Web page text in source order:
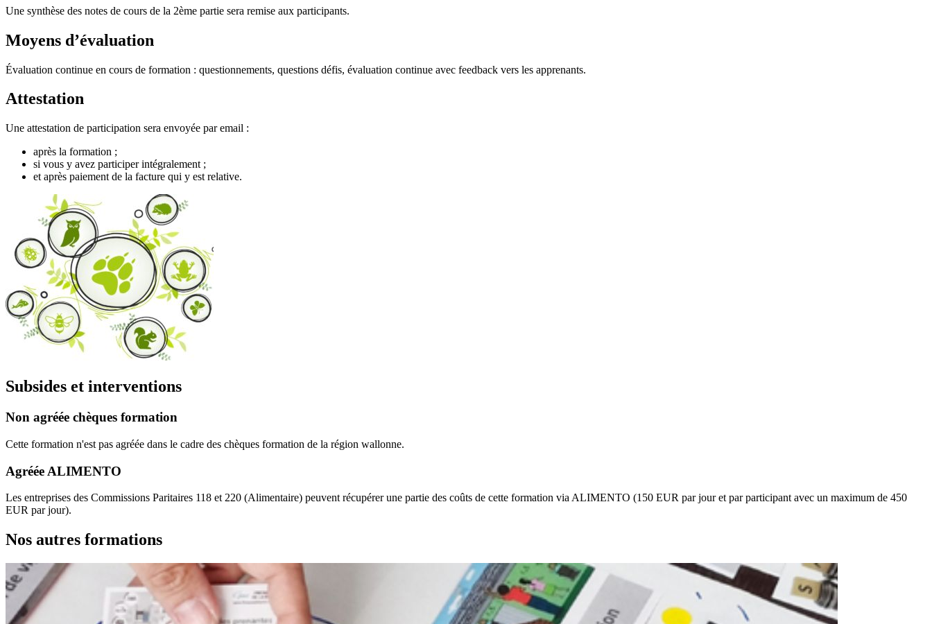
Une synthèse des notes de cours de la 2ème partie sera remise aux participants.
Moyens d’évaluation
Évaluation continue en cours de formation : questionnements, questions défis, évaluation continue avec feedback vers les apprenants.
Attestation
Une attestation de participation sera envoyée par email :
après la formation ;
si vous y avez participer intégralement ;
et après paiement de la facture qui y est relative.
Subsides et interventions
Non agréée chèques formation
Cette formation n'est pas agréée dans le cadre des chèques formation de la région wallonne.
Agréée ALIMENTO
Les entreprises des Commissions Paritaires 118 et 220 (Alimentaire) peuvent récupérer une partie des coûts de cette formation via ALIMENTO (150 EUR par jour et par participant avec un maximum de 450
EUR par jour).
Nos autres formations